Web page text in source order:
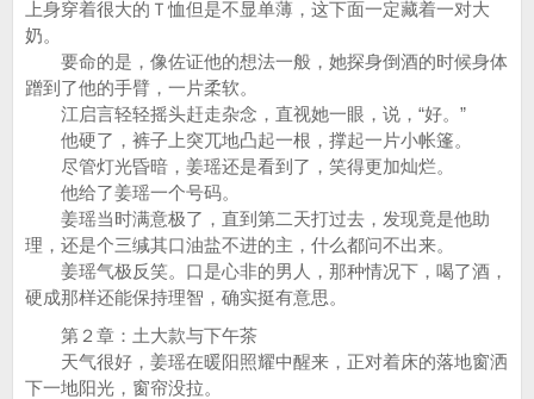
上身穿着很大的Ｔ恤但是不显单薄，这下面一定藏着一对大
奶。
要命的是，像佐证他的想法一般，她探身倒酒的时候身体
蹭到了他的手臂，一片柔软。
江启言轻轻摇头赶走杂念，直视她一眼，说，“好。”
他硬了，裤子上突兀地凸起一根，撑起一片小帐篷。
尽管灯光昏暗，姜瑶还是看到了，笑得更加灿烂。
他给了姜瑶一个号码。
姜瑶当时满意极了，直到第二天打过去，发现竟是他助
理，还是个三缄其口油盐不进的主，什么都问不出来。
姜瑶气极反笑。口是心非的男人，那种情况下，喝了酒，
硬成那样还能保持理智，确实挺有意思。
第２章：土大款与下午茶
天气很好，姜瑶在暖阳照耀中醒来，正对着床的落地窗洒
下一地阳光，窗帘没拉。